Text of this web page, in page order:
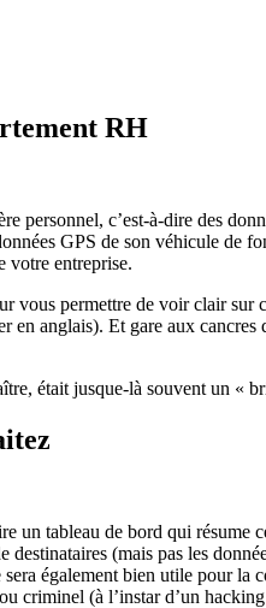
RH
personnel, c’est-à-dire des
GPS de son véhicule de
votre entreprise.
vous permettre de voir clair
anglais). Et gare aux
était jusque-là souvent un «
un tableau de bord qui
(mais pas les
également bien utile pour
criminel (à l’instar d’un